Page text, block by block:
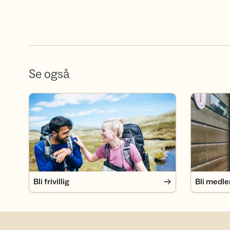
Se også
Bli frivillig
Bli frivillig
Bli medlem
Bli